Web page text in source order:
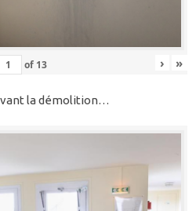
of 13 › »
la démolition…